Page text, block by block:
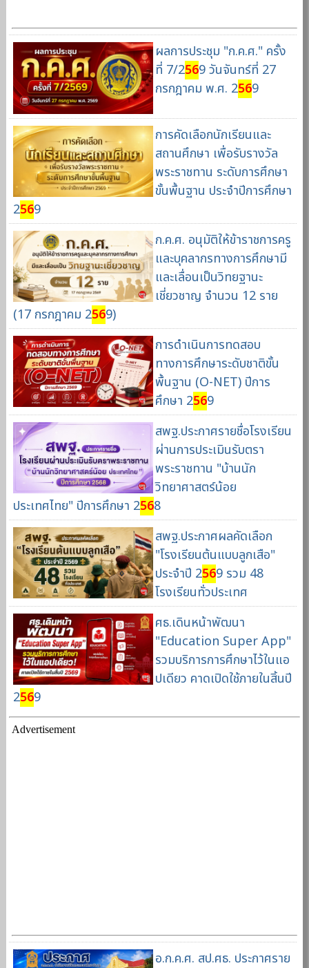
ผลการประชุม "ก.ค.ศ." ครั้ง
ที่ 7/2569 วันจันทร์ที่ 27
กรกฎาคม พ.ศ. 2569
การคัดเลือกนักเรียนและ
สถานศึกษา เพื่อรับรางวัล
พระราชทาน ระดับการศึกษา
ขั้นพื้นฐาน ประจำปีการศึกษา
2569
ก.ค.ศ. อนุมัติให้ข้าราชการครู
และบุคลากรทางการศึกษามี
และเลื่อนเป็นวิทยฐานะ
เชี่ยวชาญ จำนวน 12 ราย
(17 กรกฎาคม 2569)
การดำเนินการทดสอบ
ทางการศึกษาระดับชาติขั้น
พื้นฐาน (O-NET) ปีการ
ศึกษา 2569
สพฐ.ประกาศรายชื่อโรงเรียน
ผ่านการประเมินรับตรา
พระราชทาน "บ้านนัก
วิทยาศาสตร์น้อย
ประเทศไทย" ปีการศึกษา 2568
สพฐ.ประกาศผลคัดเลือก
"โรงเรียนต้นแบบลูกเสือ"
ประจำปี 2569 รวม 48
โรงเรียนทั่วประเทศ
ศธ.เดินหน้าพัฒนา
"Education Super App"
รวมบริการการศึกษาไว้ในแอ
ปเดียว คาดเปิดใช้ภายในสิ้นปี
2569
Advertisement
อ.ก.ค.ศ. สป.ศธ. ประกาศราย